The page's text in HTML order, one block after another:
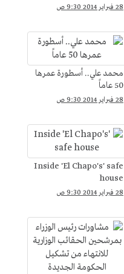
28 فبراير 2014 9:30 ص
محمد علي.. أسطورة عمرها
50 عاماً
28 فبراير 2014 9:30 ص
Inside 'El Chapo's' safe
house
28 فبراير 2014 9:30 ص